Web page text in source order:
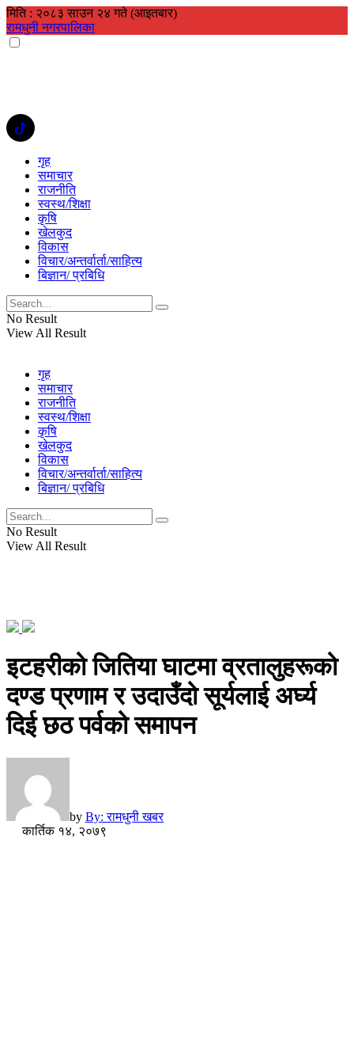
मिति : २०८३ साउन २४ गते (आइतबार)
रामधुनी नगरपालिका
गृह
समाचार
राजनीति
स्वस्थ/शिक्षा
कृषि
खेलकुद
विकास
विचार/अन्तर्वार्ता/साहित्य
बिज्ञान/ प्रबिधि
No Result
View All Result
गृह
समाचार
राजनीति
स्वस्थ/शिक्षा
कृषि
खेलकुद
विकास
विचार/अन्तर्वार्ता/साहित्य
बिज्ञान/ प्रबिधि
No Result
View All Result
इटहरीको जितिया घाटमा व्रतालुहरूको
दण्ड प्रणाम र उदाउँदो सूर्यलाई अर्घ्य
दिई छठ पर्वको समापन
by By: रामधुनी खबर
कार्तिक १४, २०७९